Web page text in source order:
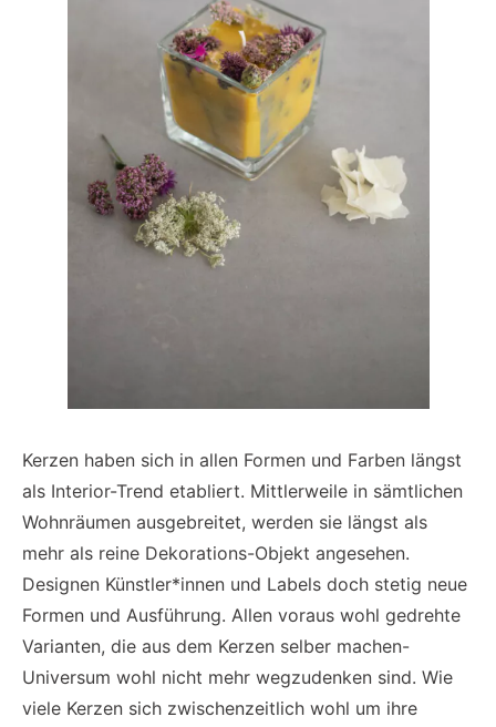
Kerzen haben sich in allen Formen und Farben längst
als Interior-Trend etabliert. Mittlerweile in sämtlichen
Wohnräumen ausgebreitet, werden sie längst als
mehr als reine Dekorations-Objekt angesehen.
Designen Künstler*innen und Labels doch stetig neue
Formen und Ausführung. Allen voraus wohl gedrehte
Varianten, die aus dem Kerzen selber machen-
Universum wohl nicht mehr wegzudenken sind. Wie
viele Kerzen sich zwischenzeitlich wohl um ihre